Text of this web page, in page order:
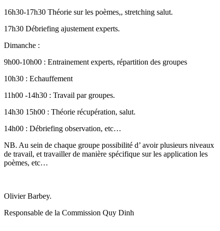
16h30-17h30 Théorie sur les poèmes,, stretching salut.
17h30 Débriefing ajustement experts.
Dimanche :
9h00-10h00 : Entrainement experts, répartition des groupes
10h30 : Echauffement
11h00 -14h30 : Travail par groupes.
14h30 15h00 : Théorie récupération, salut.
14h00 : Débriefing observation, etc…
NB. Au sein de chaque groupe possibilité d’ avoir plusieurs niveaux
de travail, et travailler de manière spécifique sur les application les
poèmes, etc…
Olivier Barbey.
Responsable de la Commission Quy Dinh